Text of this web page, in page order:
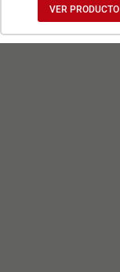
VER PRODUCTO